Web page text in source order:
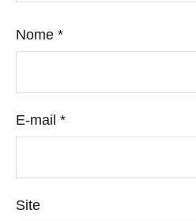
Nome *
E-mail *
Site